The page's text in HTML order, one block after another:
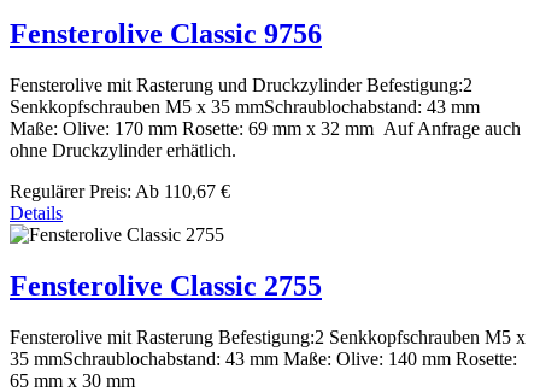
Fensterolive Classic 9756
Fensterolive mit Rasterung und Druckzylinder Befestigung:2
Senkkopfschrauben M5 x 35 mmSchraublochabstand: 43 mm
Maße: Olive: 170 mm Rosette: 69 mm x 32 mm Auf Anfrage auch
ohne Druckzylinder erhätlich.
Regulärer Preis: Ab 110,67 €
Details
Fensterolive Classic 2755
Fensterolive mit Rasterung Befestigung:2 Senkkopfschrauben M5 x
35 mmSchraublochabstand: 43 mm Maße: Olive: 140 mm Rosette:
65 mm x 30 mm